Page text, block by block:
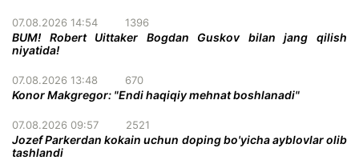
07.08.2026 14:54 1396
BUM! Robert Uittaker Bogdan Guskov bilan jang qilish
niyatida!
07.08.2026 13:48 670
Konor Makgregor: "Endi haqiqiy mehnat boshlanadi"
07.08.2026 09:57 2521
Jozef Parkerdan kokain uchun doping bo'yicha ayblovlar olib
tashlandi